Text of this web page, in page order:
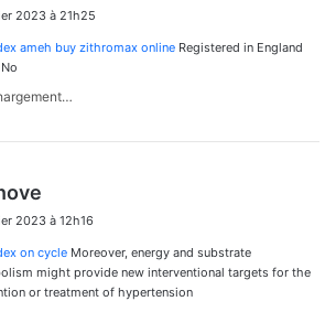
t
2023 à 21h25
ameh buy zithromax online Registered in England
t
:
2023 à 12h16
on cycle Moreover, energy and substrate
might provide new interventional targets for the
or treatment of hypertension